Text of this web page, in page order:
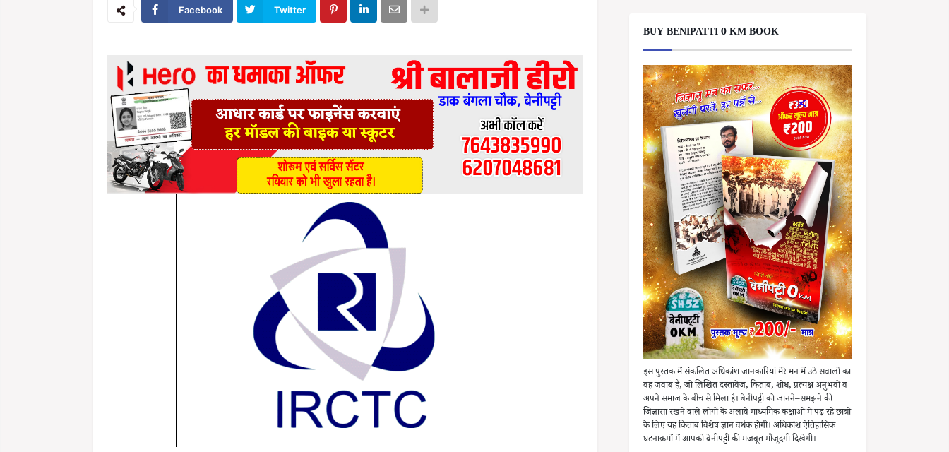
Facebook Twitter
BUY BENIPATTI 0 KM BOOK
इस पुस्तक में संकलित अधिकांश जानकारियां मेरे मन में उठे सवालों का
वह जवाब है, जो लिखित दस्तावेज, किताब, शोध, प्रत्यक्ष अनुभवों व
अपने समाज के बीच से मिला है। बेनीपट्टी को जानने–समझने की
जिज्ञासा रखने वाले लोगों के अलावे माध्यमिक कक्षाओं में पढ़ रहे छात्रों
के लिए यह किताब विशेष ज्ञान वर्धक होगी। अधिकांश ऐतिहासिक
घटनाक्रमों में आपको बेनीपट्टी की मजबूत मौजूदगी दिखेगी।